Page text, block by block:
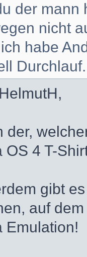
der mann
nicht
habe
Durchlauf.
der,
OS 4 T-
gibt
auf
Emulation!